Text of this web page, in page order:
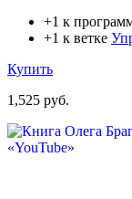
+1 к
+1 к ветке
Купить
1,525 руб.